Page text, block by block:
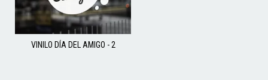
VINILO DÍA DEL AMIGO - 2